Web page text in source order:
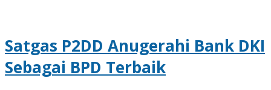
Satgas P2DD Anugerahi Bank DKI
Sebagai BPD Terbaik